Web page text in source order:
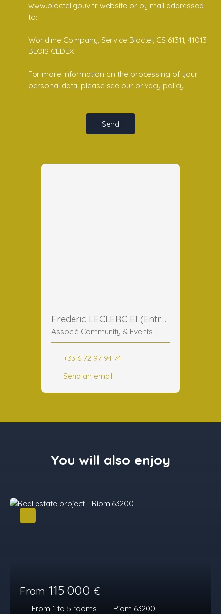
www.bloctel.gouv.fr website or by mail addressed
to:
Worldline Company, Service Bloctel, CS 61311, 41013
BLOIS CEDEX.
For more information on the processing of your
personal data, please see our privacy policy.
Send
Frederic LECLERC EI (Entreprise Individuelle)
Associé Community & Events
+33 6 72 97 94 74
Send an email
You will also enjoy
From 115 000 €
From 1 to 5 rooms Riom 63200